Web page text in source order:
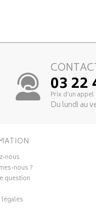
03 22
Prix d’un
Du lundi au
nous
nous ?
question